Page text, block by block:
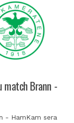
match Brann -
- HamKam sera